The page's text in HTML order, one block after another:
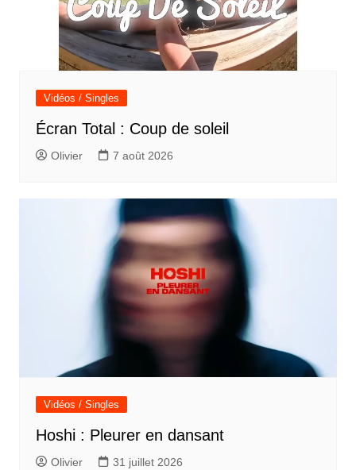
Vidéos / Singles
Écran Total : Coup de soleil
Olivier 7 août 2026
Vidéos / Singles
Hoshi : Pleurer en dansant
Olivier 31 juillet 2026